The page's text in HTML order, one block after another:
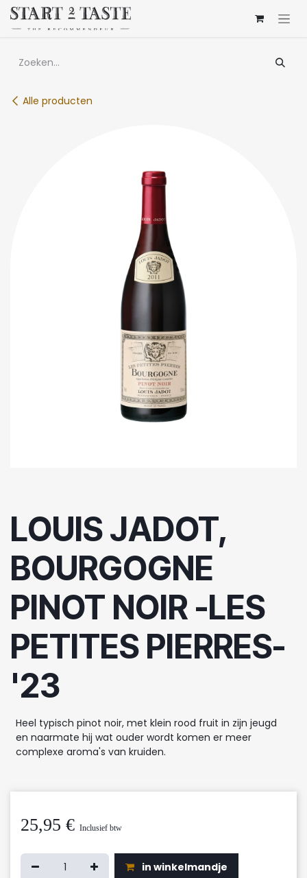
Overslaan naar inhoud
Alle producten
LOUIS JADOT,
BOURGOGNE
PINOT NOIR -LES
PETITES PIERRES-
'23
Heel typisch pinot noir, met klein rood fruit in zijn jeugd
en naarmate hij wat ouder wordt komen er meer
complexe aroma's van kruiden.
25,95 € Inclusief btw
in winkelmandje